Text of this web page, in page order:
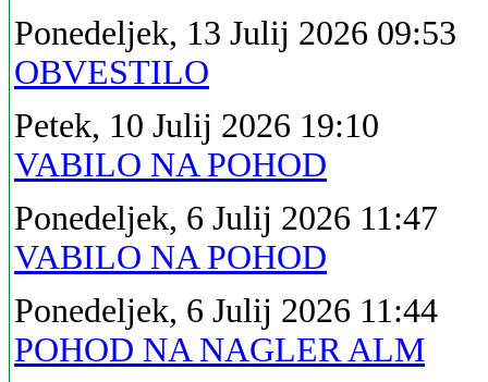
Ponedeljek, 13 Julij 2026 09:53
OBVESTILO
Petek, 10 Julij 2026 19:10
VABILO NA POHOD
Ponedeljek, 6 Julij 2026 11:47
VABILO NA POHOD
Ponedeljek, 6 Julij 2026 11:44
POHOD NA NAGLER ALM